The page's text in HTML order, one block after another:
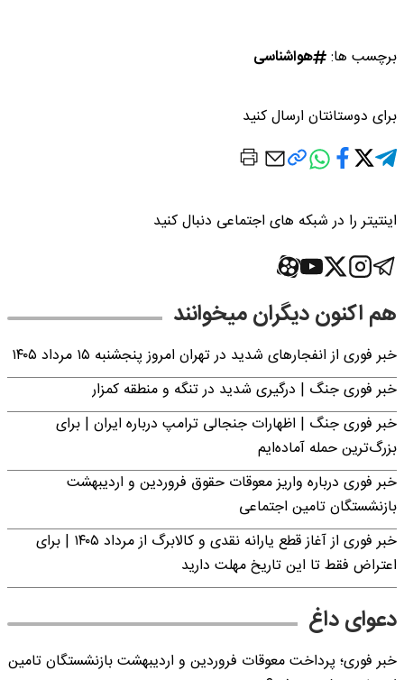
برچسب ها: هواشناسی
برای دوستانتان ارسال کنید
اینتیتر را در شبکه های اجتماعی دنبال کنید
هم اکنون دیگران میخوانند
خبر فوری از انفجارهای شدید در تهران امروز پنجشنبه ۱۵ مرداد ۱۴۰۵
خبر فوری جنگ | درگیری شدید در تنگه و منطقه کمزار
خبر فوری جنگ | اظهارات جنجالی ترامپ درباره ایران | برای
بزرگ‌ترین حمله آماده‌ایم
خبر فوری درباره واریز معوقات حقوق فروردین و اردیبهشت
بازنشستگان تامین اجتماعی
خبر فوری از آغاز قطع یارانه نقدی و کالابرگ از مرداد ۱۴۰۵ | برای
اعتراض فقط تا این تاریخ مهلت دارید
دعوای داغ
خبر فوری؛ پرداخت معوقات فروردین و اردیبهشت بازنشستگان تامین